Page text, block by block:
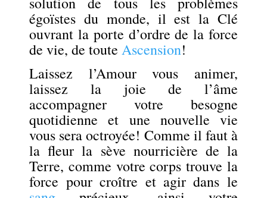
égoïstes du monde, il est la Clé
ouvrant la porte d’ordre de la force
de vie, de touteAscension!
Laissez l’Amour vous animer,
laissez la joie de l’âme
accompagner votre besogne
quotidienne et une nouvelle vie
vous sera octroyée! Comme il faut à
la fleur la sève nourricière de la
Terre, comme votre corps trouve la
force pour croître et agir dans le